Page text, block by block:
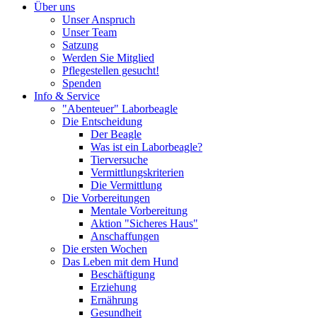
Über uns
Unser Anspruch
Unser Team
Satzung
Werden Sie Mitglied
Pflegestellen gesucht!
Spenden
Info & Service
"Abenteuer" Laborbeagle
Die Entscheidung
Der Beagle
Was ist ein Laborbeagle?
Tierversuche
Vermittlungskriterien
Die Vermittlung
Die Vorbereitungen
Mentale Vorbereitung
Aktion "Sicheres Haus"
Anschaffungen
Die ersten Wochen
Das Leben mit dem Hund
Beschäftigung
Erziehung
Ernährung
Gesundheit